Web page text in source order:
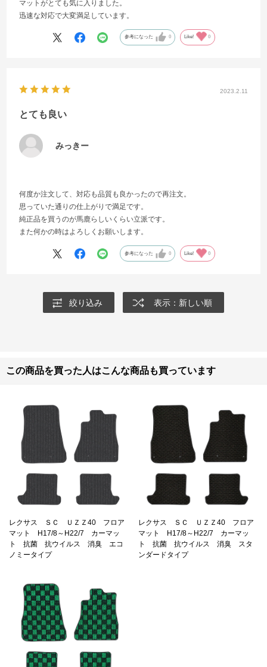
マットがとても気に入りました。
迅速な対応で大変満足しています。
参考になった 0 Like! 0
2023.2.11
とても良い
みっきー
何度か注文して、対応も品質も良かったので再注文。
思っていた通りの仕上がりで満足です。
純正品を買うのが馬鹿らしいくらい立派です。
また何かの時はよろしくお願いします。
参考になった 0 Like! 0
絞り込み 表示：新しい順
この商品を買った人はこんな商品も買っています
レクサス ＳＣ ＵＺＺ40 フロア
マット H17/8～H22/7 カーマッ
ト 抗菌 抗ウイルス 消臭 エコ
ノミータイプ
レクサス ＳＣ ＵＺＺ40 フロア
マット H17/8～H22/7 カーマッ
ト 抗菌 抗ウイルス 消臭 スタ
ンダードタイプ